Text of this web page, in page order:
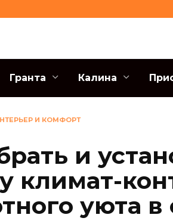
Гранта Калина
И КОМФОРТ
и
климат-
уюта в